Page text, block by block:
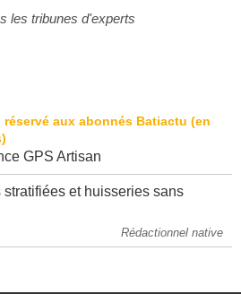
stratifiées et huisseries sans
Rédactionnel native